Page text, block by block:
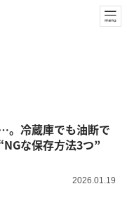
。冷蔵庫でも油断で
な保存方法3つ”
2026.01.19